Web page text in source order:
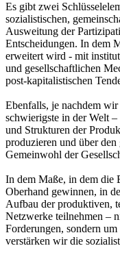
Es gibt zwei
sozialistischen,
Ausweitung der
Entscheidungen. In dem
erweitert wird - mit
und gesellschaftlichen
post-kapitalistischen
Ebenfalls, je nachdem
schwierigste in der Welt
und Strukturen der
produzieren und über
Gemeinwohl der
In dem Maße, in dem die
Oberhand gewinnen, in
Aufbau der produktiven,
Netzwerke teilnehmen –
Forderungen, sondern
verstärken wir die